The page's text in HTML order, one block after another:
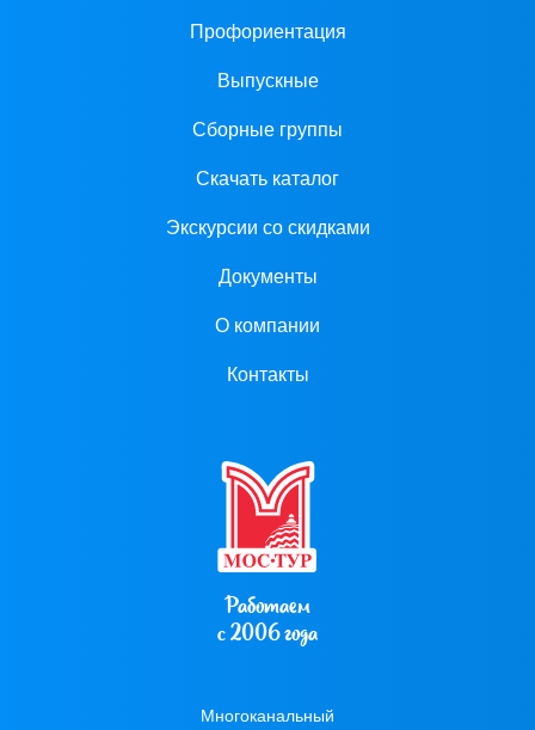
Профориентация
Выпускные
Сборные группы
Скачать каталог
Экскурсии со скидками
Документы
О компании
Контакты
Работаем
с 2006 года
Многоканальный